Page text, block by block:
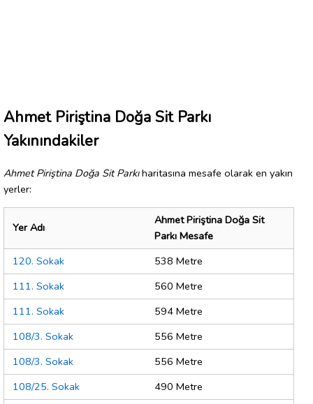
Ahmet Piriştina Doğa Sit Parkı
Yakınındakiler
Ahmet Piriştina Doğa Sit Parkıharitasına mesafe olarak en yakın
yerler:
Yer Adı
Ahmet Piriştina Doğa Sit
Parkı Mesafe
120. Sokak
538 Metre
111. Sokak
560 Metre
111. Sokak
594 Metre
108/3. Sokak
556 Metre
108/3. Sokak
556 Metre
108/25. Sokak
490 Metre